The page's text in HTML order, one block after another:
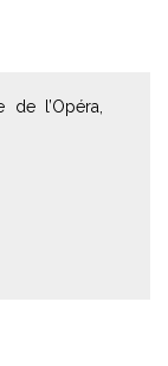
l’Opéra,